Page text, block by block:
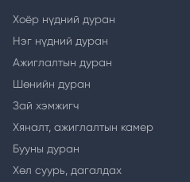
Хоёр нүдний дуран
Нэг нүдний дуран
Ажиглалтын дуран
Шөнийн дуран
Зай хэмжигч
Хяналт, ажиглалтын камер
Бууны дуран
Хөл суурь, дагалдах